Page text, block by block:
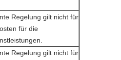
Regelung gilt nicht für
für die
Regelung gilt nicht für